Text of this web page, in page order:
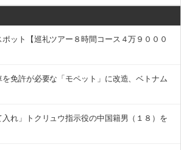
ット【巡礼ツアー８時間コース４万９０００
免許が必要な「モペット」に改造、ベトナム
入れ」トクリュウ指示役の中国籍男（１８）を